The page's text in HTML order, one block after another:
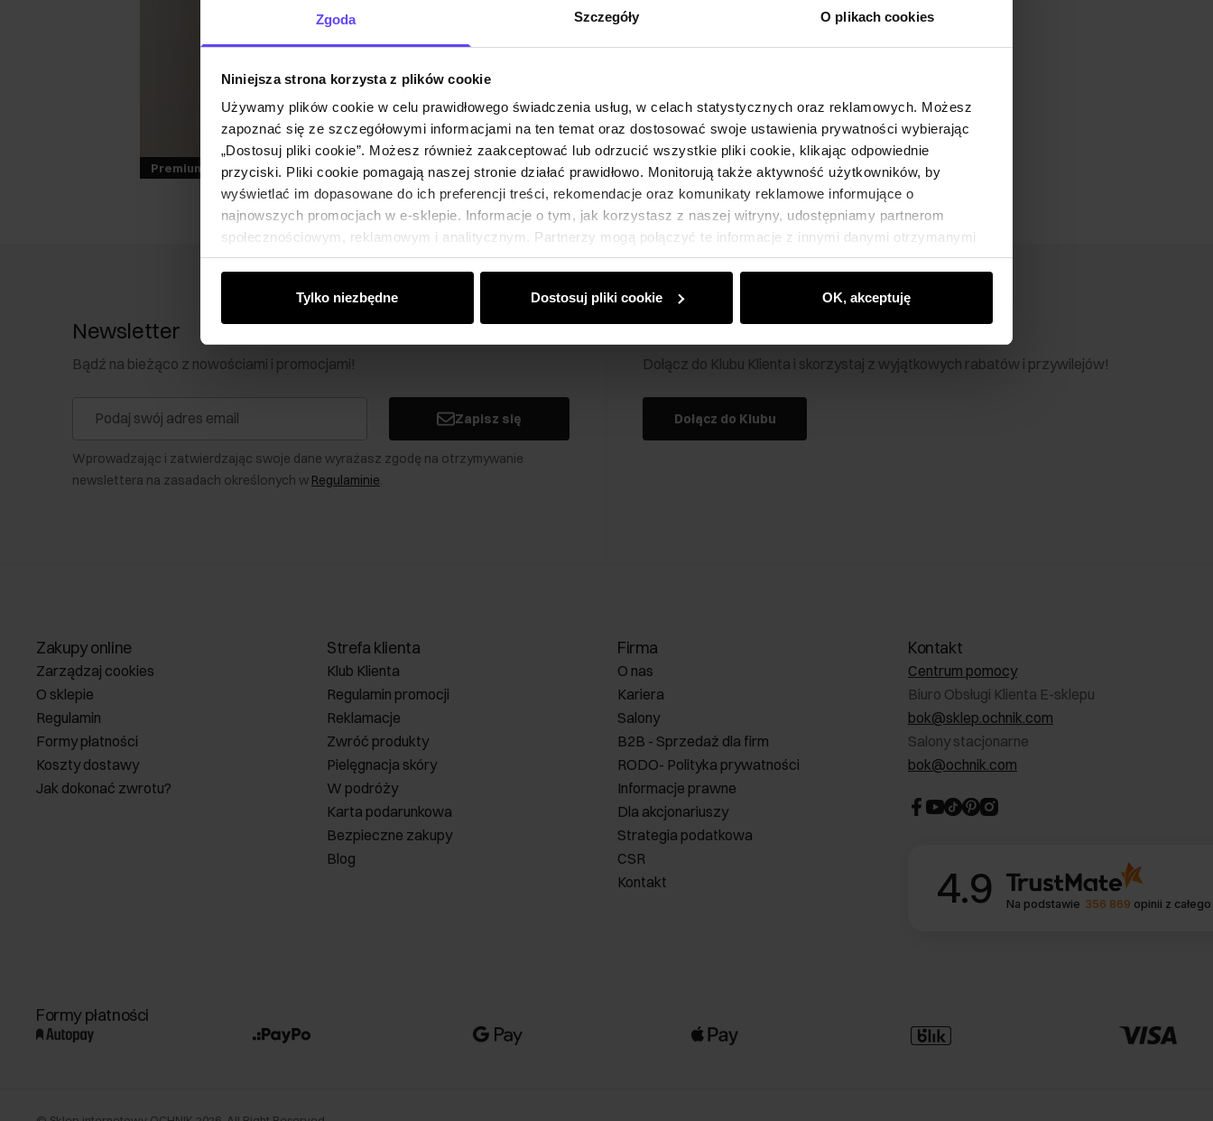
Zgoda Szczegóły O plikach cookies
Niniejsza strona korzysta z plików cookie
Używamy plików cookie w celu prawidłowego świadczenia usług, w celach statystycznych oraz reklamowych. Możesz
zapoznać się ze szczegółowymi informacjami na ten temat oraz dostosować swoje ustawienia prywatności wybierając
„Dostosuj pliki cookie”. Możesz również zaakceptować lub odrzucić wszystkie pliki cookie, klikając odpowiednie
przyciski. Pliki cookie pomagają naszej stronie działać prawidłowo. Monitorują także aktywność użytkowników, by
wyświetlać im dopasowane do ich preferencji treści, rekomendacje oraz komunikaty reklamowe informujące o
najnowszych promocjach w e-sklepie. Informacje o tym, jak korzystasz z naszej witryny, udostępniamy partnerom
społecznościowym, reklamowym i analitycznym. Partnerzy mogą połączyć te informacje z innymi danymi otrzymanymi
od Ciebie lub uzyskanymi podczas korzystania z ich usług.
Tylko niezbędne Dostosuj pliki cookie OK, akceptuję
Premium
Newsletter
Bądź na bieżąco z nowościami i promocjami!
Zapisz się
Wprowadzając i zatwierdzając swoje dane wyrażasz zgodę na otrzymywanie
newslettera na zasadach określonych w Regulaminie.
Klub Klienta Ochnik
Dołącz do Klubu Klienta i skorzystaj z wyjątkowych rabatów i przywilejów!
Dołącz do Klubu
Zakupy online
Zarządzaj cookies
O sklepie
Regulamin
Formy płatności
Koszty dostawy
Jak dokonać zwrotu?
Strefa klienta
Klub Klienta
Regulamin promocji
Reklamacje
Zwróć produkty
Pielęgnacja skóry
W podróży
Karta podarunkowa
Bezpieczne zakupy
Blog
Firma
O nas
Kariera
Salony
B2B - Sprzedaż dla firm
RODO- Polityka prywatności
Informacje prawne
Dla akcjonariuszy
Strategia podatkowa
CSR
Kontakt
Kontakt
Centrum pomocy
Biuro Obsługi Klienta E-sklepu
bok@sklep.ochnik.com
Salony stacjonarne
bok@ochnik.com
4.9 Na podstawie 356 869 opinii z
Formy płatności